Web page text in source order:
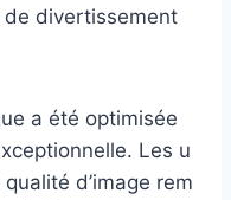
de divertissement
a été optimisée
Les u
d’image rem